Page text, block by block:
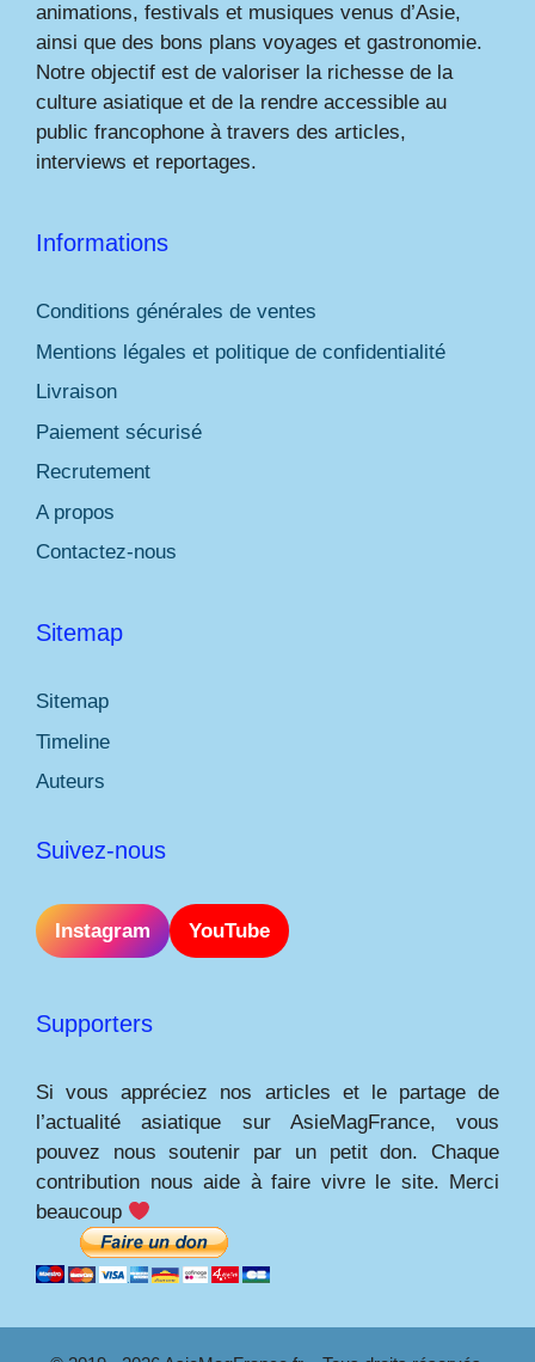
animations, festivals et musiques venus d’Asie,
ainsi que des bons plans voyages et gastronomie.
Notre objectif est de valoriser la richesse de la
culture asiatique et de la rendre accessible au
public francophone à travers des articles,
interviews et reportages.
Informations
Conditions générales de ventes
Mentions légales et politique de confidentialité
Livraison
Paiement sécurisé
Recrutement
A propos
Contactez-nous
Sitemap
Sitemap
Timeline
Auteurs
Suivez-nous
Instagram YouTube
Supporters
Si vous appréciez nos articles et le partage de
l’actualité asiatique sur AsieMagFrance, vous
pouvez nous soutenir par un petit don. Chaque
contribution nous aide à faire vivre le site. Merci
beaucoup